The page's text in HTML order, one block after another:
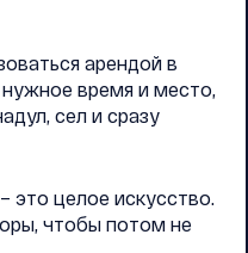
арендой в
время и место,
сел и сразу
это целое искусство.
чтобы потом не